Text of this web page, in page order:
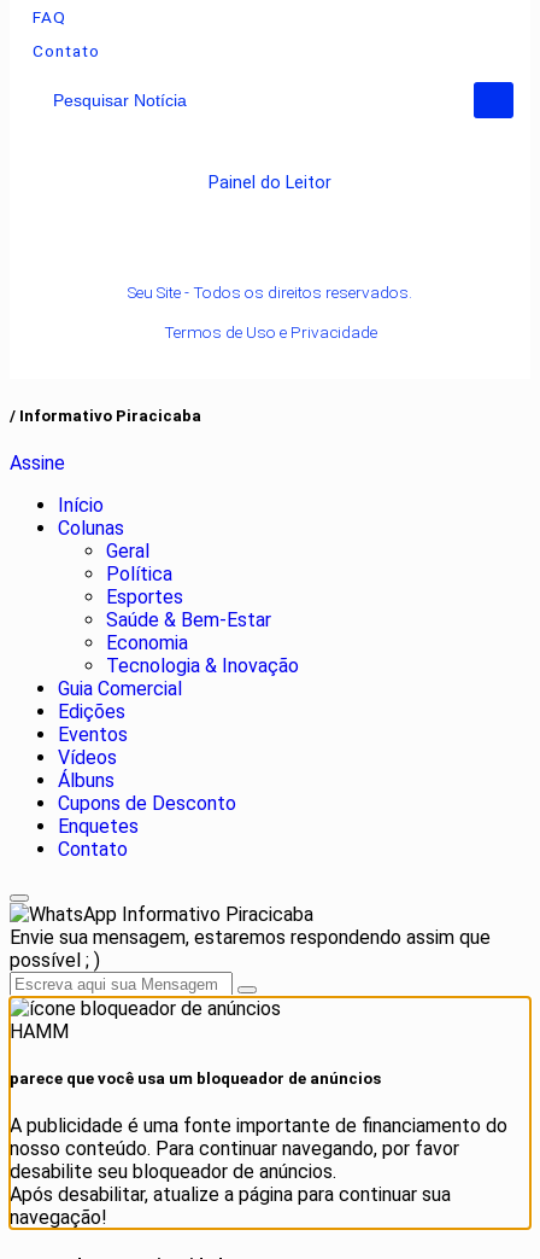
FAQ
Contato
Pesquisar Notícia
Painel do Leitor
Seu Site - Todos os direitos reservados.
Termos de Uso e Privacidade
/ Informativo Piracicaba
Assine
Início
Colunas
Geral
Política
Esportes
Saúde & Bem-Estar
Economia
Tecnologia & Inovação
Guia Comercial
Edições
Eventos
Vídeos
Álbuns
Cupons de Desconto
Enquetes
Contato
Informativo Piracicaba
Envie sua mensagem, estaremos respondendo assim que
possível ; )
HAMM
parece que você usa um bloqueador de anúncios
A publicidade é uma fonte importante de financiamento do
nosso conteúdo. Para continuar navegando, por favor
desabilite seu bloqueador de anúncios.
Após desabilitar, atualize a página para continuar sua
navegação!